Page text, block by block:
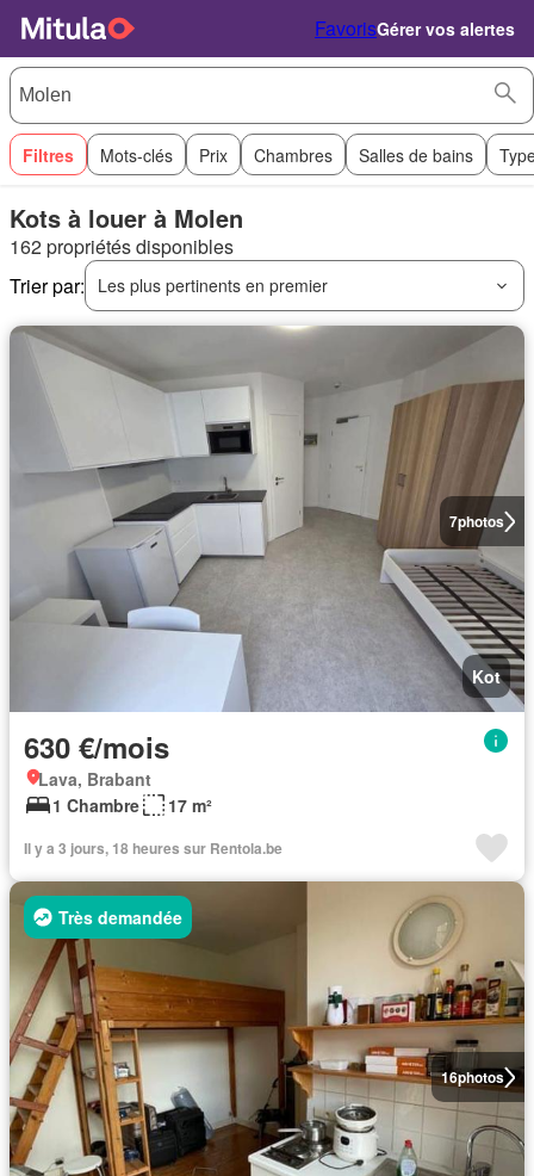
FavorisGérer vos alertes
Filtres Mots-clés Prix Chambres Salles de bains
Kots à louer à Molen
162 propriétés disponibles
Trier par:
Les plus pertinents en premier
7photos
Kot
630 €/mois
Lava, Brabant
1 Chambre
17 m²
Il y a 3 jours, 18 heures sur Rentola.be
16photos
Très demandée